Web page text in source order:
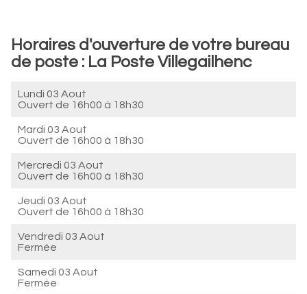
Horaires d'ouverture de votre bureau
de poste : La Poste Villegailhenc
Lundi 03 Aout
Ouvert de 16h00 à 18h30
Mardi 03 Aout
Ouvert de 16h00 à 18h30
Mercredi 03 Aout
Ouvert de 16h00 à 18h30
Jeudi 03 Aout
Ouvert de 16h00 à 18h30
Vendredi 03 Aout
Fermée
Samedi 03 Aout
Fermée